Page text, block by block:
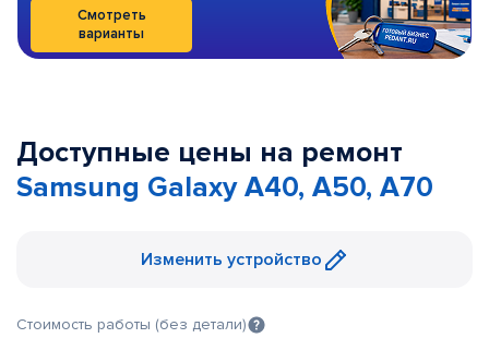
Смотреть
варианты
Доступные цены на ремонт
Samsung Galaxy A40, A50, A70
Изменить устройство
Стоимость работы (без детали)